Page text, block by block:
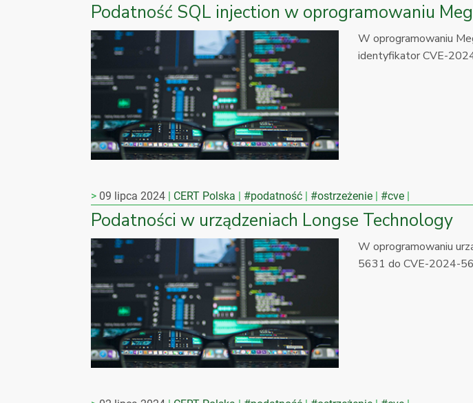
Podatność SQL injection w oprogramowaniu
W oprogramowaniu
identyfikator CVE-
09 lipca 2024 CERT Polska #podatność #ostrzeżenie #cve
Podatności w urządzeniach Longse Technology
W oprogramowaniu
5631 do CVE-2024-